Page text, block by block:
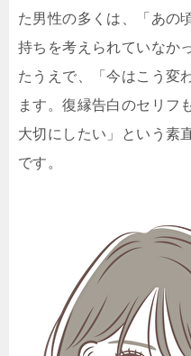
た男性の多くは、「あの
持ちを考えられていなか
たうえで、「今はこう変
ます。復縁告白のセリフ
大切にしたい」という素
です。